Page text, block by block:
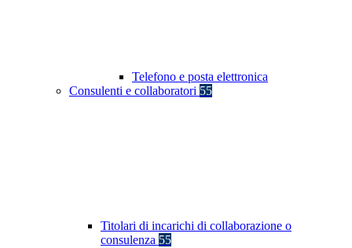
Telefono e posta elettronica
Consulenti e collaboratori 55
Titolari di incarichi di collaborazione o
consulenza 55